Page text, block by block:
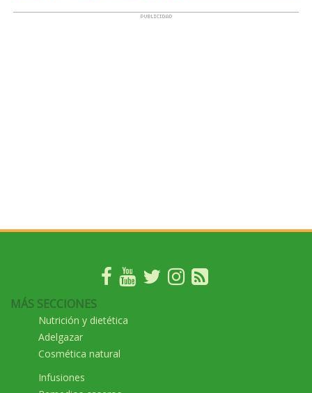
MÁS SECCIONES
Nutrición y dietética
Adelgazar
Cosmética natural
Infusiones